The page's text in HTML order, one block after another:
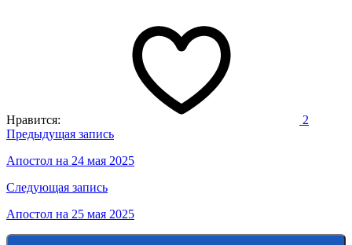
Нравится: 2
Навигация
по
записям
Предыдущая запись
Апостол на 24 мая 2025
Следующая запись
Апостол на 25 мая 2025